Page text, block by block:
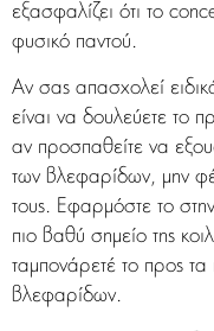
εξασφαλίζει ότι το
φυσικό παντού.
Αν σας απασχολεί
είναι να δουλεύετε το
αν προσπαθείτε να
των βλεφαρίδων, μην
τους. Εφαρμόστε το
πιο βαθύ σημείο της
ταμπονάρετέ το προς
βλεφαρίδων.